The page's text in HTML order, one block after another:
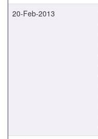
20-Feb-2013